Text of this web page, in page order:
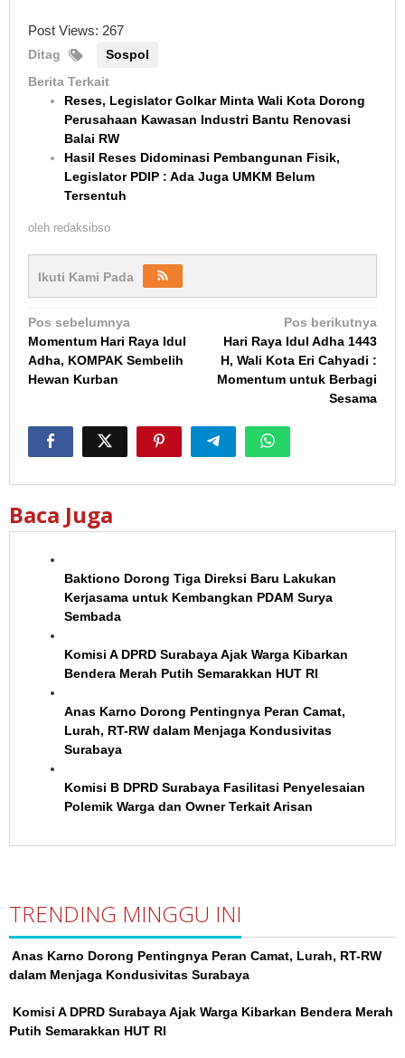
Post Views: 267
Ditag
Sospol
Berita Terkait
Reses, Legislator Golkar Minta Wali Kota Dorong
Perusahaan Kawasan Industri Bantu Renovasi
Balai RW
Hasil Reses Didominasi Pembangunan Fisik,
Legislator PDIP : Ada Juga UMKM Belum
Tersentuh
oleh redaksibso
Ikuti Kami Pada
Navigasi
pos
Pos sebelumnya
Momentum Hari Raya Idul
Adha, KOMPAK Sembelih
Hewan Kurban
Pos berikutnya
Hari Raya Idul Adha 1443
H, Wali Kota Eri Cahyadi :
Momentum untuk Berbagi
Sesama
Baca Juga
Baktiono Dorong Tiga Direksi Baru Lakukan
Kerjasama untuk Kembangkan PDAM Surya
Sembada
Komisi A DPRD Surabaya Ajak Warga Kibarkan
Bendera Merah Putih Semarakkan HUT RI
Anas Karno Dorong Pentingnya Peran Camat,
Lurah, RT-RW dalam Menjaga Kondusivitas
Surabaya
Komisi B DPRD Surabaya Fasilitasi Penyelesaian
Polemik Warga dan Owner Terkait Arisan
TRENDING MINGGU INI
Anas Karno Dorong Pentingnya Peran Camat, Lurah, RT-RW
dalam Menjaga Kondusivitas Surabaya
Komisi A DPRD Surabaya Ajak Warga Kibarkan Bendera Merah
Putih Semarakkan HUT RI